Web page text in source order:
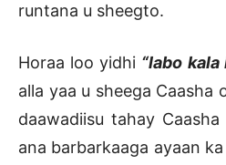
runtana u sheegto.
Horaa loo yidhi “labo kala
alla yaa u sheega Caasha
daawadiisu tahay
ana barbarkaaga ayaan